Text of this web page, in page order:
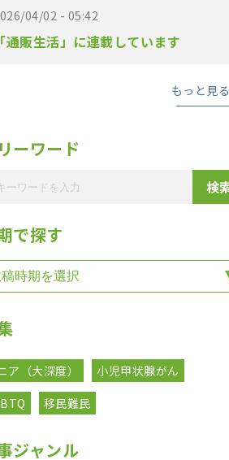
04/02 - 05:42
「通販生活」に連載しています
もっと見る
ーワード
で探す
ア（大深度）
小児甲状腺がん
移民難民
ジャンル